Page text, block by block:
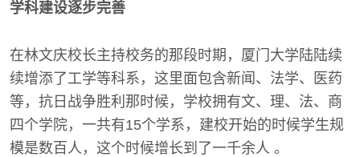
学科建设逐步完善
在林文庆校长主持校务的那段时期，厦门大学陆陆续
续增添了工学等科系，这里面包含新闻、法学、医药
等，抗日战争胜利那时候，学校拥有文、理、法、商
四个学院，一共有15个学系，建校开始的时候学生规
模是数百人，这个时候增长到了一千余人 。